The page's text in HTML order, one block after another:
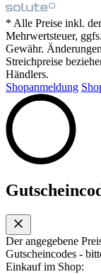
* Alle Preise inkl.
Mehrwertsteuer,
Gewähr.
Streichpreise
Händlers.
Shopanmeldung
Der angegebene
Gutscheincodes -
Einkauf im Shop: